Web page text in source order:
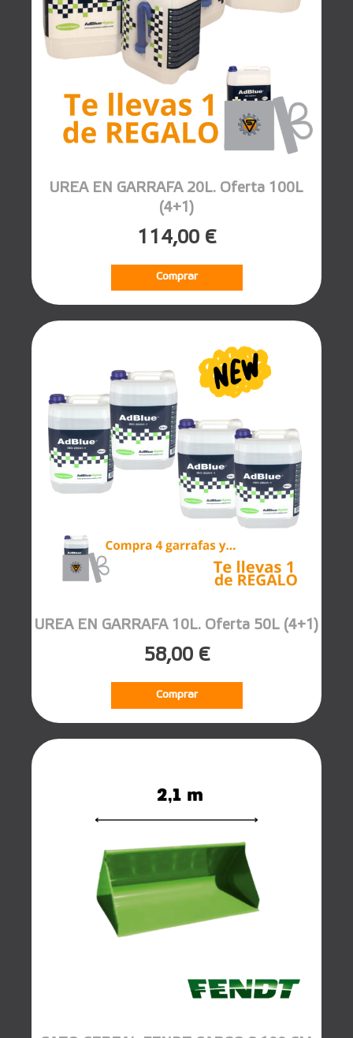
UREA EN GARRAFA 20L. Oferta 100L
(4+1)
114,00 €
Comprar
UREA EN GARRAFA 10L. Oferta 50L (4+1)
58,00 €
Comprar